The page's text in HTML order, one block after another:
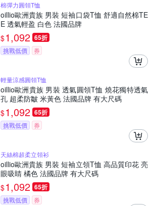
棉彈力圓領T恤
oillio歐洲貴族 男裝 短袖口袋T恤 舒適自然棉TE
E 透氣輕盈 白色 法國品牌
$1,092 65折
挑戰低價 券
輕量涼感圓領T恤
oillio歐洲貴族 男裝 透氣圓領T恤 燒花獨特透氣
孔 超柔防皺 米黃色 法國品牌 有大尺碼
$1,092 65折
挑戰低價 券
天絲棉超柔立領衫
oillio歐洲貴族 男裝 短袖立領T恤 高品質印花 亮
眼吸睛 橘色 法國品牌 有大尺碼
$1,092 65折
挑戰低價 券